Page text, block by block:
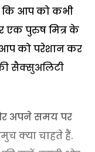
कि आप को कभी
एक पुरुष मित्र के
आप को परेशान कर
सैक्सुअलिटी
अपने समय पर
क्या चाहते हैं.